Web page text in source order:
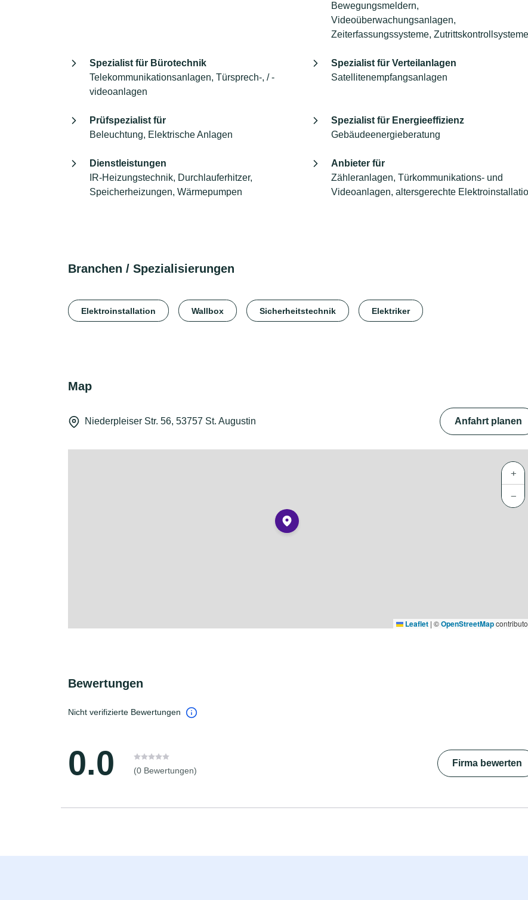
Bewegungsmeldern,
Videoüberwachungsanlagen,
Zeiterfassungssysteme, Zutrittskontrollsysteme
Spezialist für Bürotechnik
Telekommunikationsanlagen, Türsprech-, / -
videoanlagen
Spezialist für Verteilanlagen
Satellitenempfangsanlagen
Prüfspezialist für
Beleuchtung, Elektrische Anlagen
Spezialist für Energieeffizienz
Gebäudeenergieberatung
Dienstleistungen
IR-Heizungstechnik, Durchlauferhitzer,
Speicherheizungen, Wärmepumpen
Anbieter für
Zähleranlagen, Türkommunikations- und
Videoanlagen, altersgerechte
Branchen / Spezialisierungen
Elektroinstallation Wallbox Sicherheitstechnik Elektriker
Map
Niederpleiser Str. 56, 53757 St. Augustin Anfahrt planen
+
−
Leaflet | ©OpenStreetMap
Bewertungen
Nicht verifizierte Bewertungen
0.0 (0 Bewertungen)
Firma bewerten